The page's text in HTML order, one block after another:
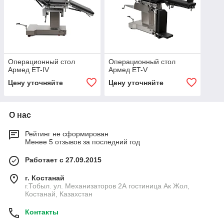
Операционный стол
Армед ET-IV
Цену уточняйте
Операционный стол
Армед ET-V
Цену уточняйте
О нас
Рейтинг не сформирован
Менее 5 отзывов за последний год
Работает с 27.09.2015
г. Костанай
г.Тобыл. ул. Механизаторов 2А гостиница Ак Жол,
Костанай, Казахстан
Контакты